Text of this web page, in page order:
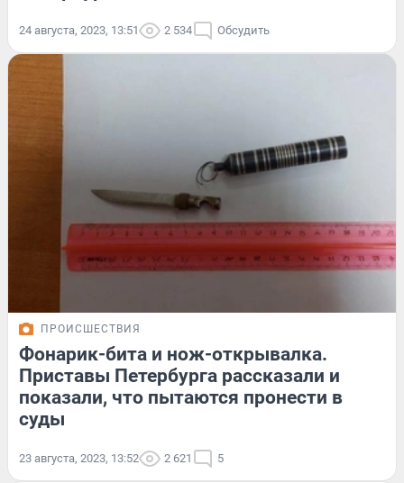
24 августа, 2023, 13:51 2 534 Обсудить
ПРОИСШЕСТВИЯ
Фонарик-бита и нож-открывалка.
Приставы Петербурга рассказали и
показали, что пытаются пронести в
суды
23 августа, 2023, 13:52 2 621 5